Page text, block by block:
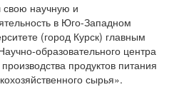
свою научную и
в Юго-Западном
(город Курск) главным
образовательного центра
продуктов питания
сырья».